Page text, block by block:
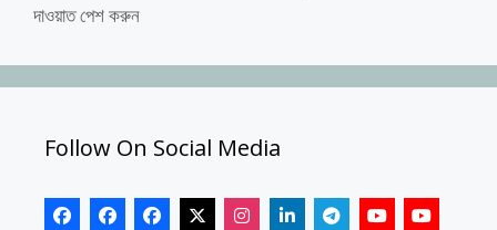
দাওয়াত পেশ করুন
Follow On Social Media